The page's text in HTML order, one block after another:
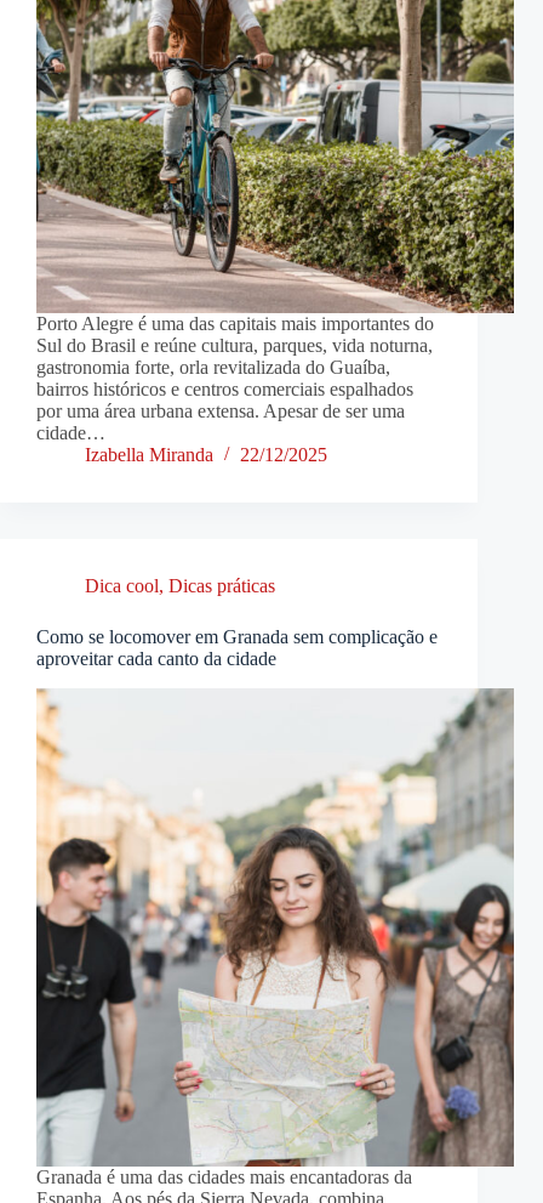
Porto Alegre é uma das capitais mais importantes do
Sul do Brasil e reúne cultura, parques, vida noturna,
gastronomia forte, orla revitalizada do Guaíba,
bairros históricos e centros comerciais espalhados
por uma área urbana extensa. Apesar de ser uma
cidade…
Izabella Miranda
22/12/2025
Dica cool, Dicas práticas
Como se locomover em Granada sem complicação e
aproveitar cada canto da cidade
Granada é uma das cidades mais encantadoras da